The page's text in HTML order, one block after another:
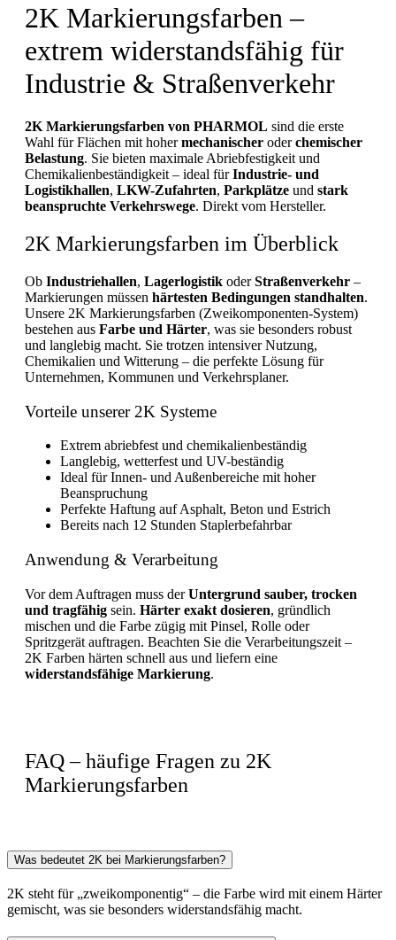
2K Markierungsfarben –
extrem widerstandsfähig für
Industrie & Straßenverkehr
2K Markierungsfarben von PHARMOL sind die erste
Wahl für Flächen mit hohermechanischer oderchemischer
Belastung. Sie bieten maximale Abriebfestigkeit und
Chemikalienbeständigkeit – ideal fürIndustrie- und
Logistikhallen, LKW-Zufahrten, Parkplätze und stark
beanspruchte Verkehrswege. Direkt vom Hersteller.
2K Markierungsfarben im Überblick
Ob Industriehallen, Lagerlogistik oderStraßenverkehr –
Markierungen müssen härtesten Bedingungen standhalten.
Unsere 2K Markierungsfarben (Zweikomponenten-System)
bestehen aus Farbe und Härter, was sie besonders robust
und langlebig macht. Sie trotzen intensiver Nutzung,
Chemikalien und Witterung – die perfekte Lösung für
Unternehmen, Kommunen und Verkehrsplaner.
Vorteile unserer 2K Systeme
Extrem abriebfest und chemikalienbeständig
Langlebig, wetterfest und UV-beständig
Ideal für Innen- und Außenbereiche mit hoher
Beanspruchung
Perfekte Haftung auf Asphalt, Beton und Estrich
Bereits nach 12 Stunden Staplerbefahrbar
Anwendung & Verarbeitung
Vor dem Auftragen muss derUntergrund sauber, trocken
und tragfähig sein. Härter exakt dosieren, gründlich
mischen und die Farbe zügig mit Pinsel, Rolle oder
Spritzgerät auftragen. Beachten Sie die Verarbeitungszeit –
2K Farben härten schnell aus und liefern eine
widerstandsfähige Markierung.
FAQ – häufige Fragen zu 2K
Markierungsfarben
Was bedeutet 2K bei Markierungsfarben?
2K steht für „zweikomponentig“ – die Farbe wird mit einem Härter
gemischt, was sie besonders widerstandsfähig macht.